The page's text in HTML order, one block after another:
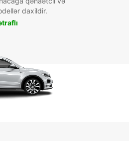
daxildir.